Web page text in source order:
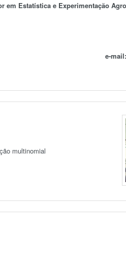
em Estatística e Experimentação
e-mail:
multinomial